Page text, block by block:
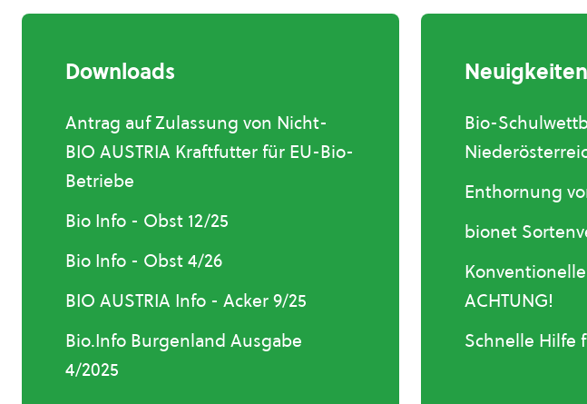
Downloads
Antrag auf Zulassung von Nicht-
BIO AUSTRIA Kraftfutter für EU-Bio-
Betriebe
Bio Info - Obst 12/25
Bio Info - Obst 4/26
BIO AUSTRIA Info - Acker 9/25
Bio.Info Burgenland Ausgabe
4/2025
Neuigkeiten
Bio-
Enthornung
bionet
ACHTUNG!
Schnelle Hilfe